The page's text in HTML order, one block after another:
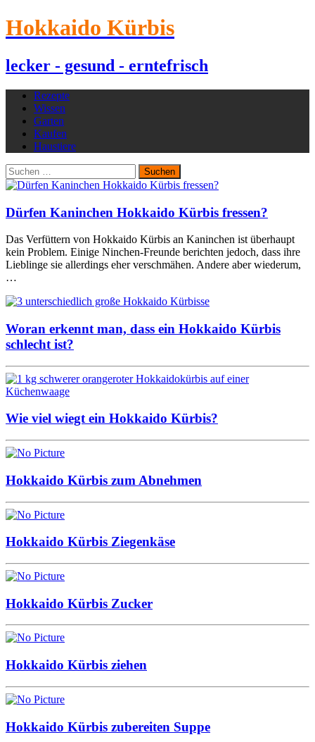
Hokkaido Kürbis
lecker - gesund - erntefrisch
Rezepte
Wissen
Garten
Kaufen
Haustiere
Suchen
nach:
Dürfen Kaninchen Hokkaido Kürbis fressen?
Das Verfüttern von Hokkaido Kürbis an Kaninchen ist überhaupt
kein Problem. Einige Ninchen-Freunde berichten jedoch, dass ihre
Lieblinge sie allerdings eher verschmähen. Andere aber wiederum,
…
Woran erkennt man, dass ein Hokkaido Kürbis
schlecht ist?
Wie viel wiegt ein Hokkaido Kürbis?
Hokkaido Kürbis zum Abnehmen
Hokkaido Kürbis Ziegenkäse
Hokkaido Kürbis Zucker
Hokkaido Kürbis ziehen
Hokkaido Kürbis zubereiten Suppe